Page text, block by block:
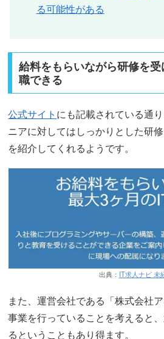
る可能性がある
給料をもらいながら研修を
職できる
公式サイト にも記載されている通
ニアに対してはしっかりとした研
を紹介してくれるようです。
出典： IT求人ナビ 未
また、運営会社である「株式会社
事業を行っていることを考えると
るということもあり得ます。